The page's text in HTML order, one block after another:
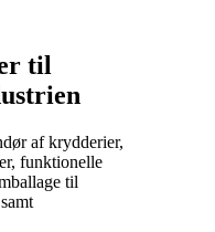
til
af krydderier,
funktionelle
til